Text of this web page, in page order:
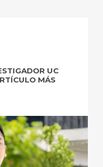
UC
MÁS